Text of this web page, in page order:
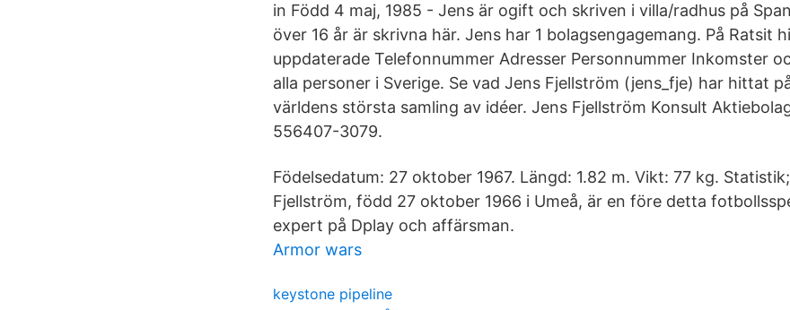
in Född 4 maj, 1985 - Jens är ogift och skriven i villa/radhus på
över 16 år är skrivna här. Jens har 1 bolagsengagemang. På Ratsit
uppdaterade Telefonnummer Adresser Personnummer Inkomster
alla personer i Sverige. Se vad Jens Fjellström (jens_fje) har hittat
världens största samling av idéer. Jens Fjellström Konsult
556407-3079.
Födelsedatum: 27 oktober 1967. Längd: 1.82 m. Vikt: 77 kg.
Fjellström, född 27 oktober 1966 i Umeå, är en före detta
expert på Dplay och affärsman.
Armor wars
keystone pipeline